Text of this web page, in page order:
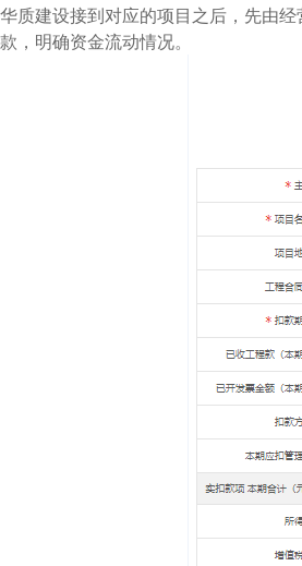
华质建设接到对应的项目之后，先由
款，明确资金流动情况。